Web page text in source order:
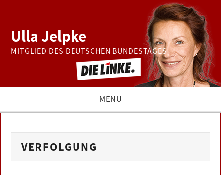
Ulla Jelpke
MITGLIED DES DEUTSCHEN BUNDESTAGES
MENU
BUNDESTAG
VERFOLGUNG